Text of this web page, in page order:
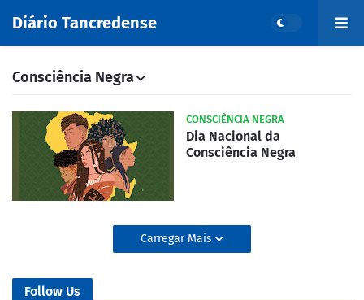
Diário Tancredense
Consciência Negra
CONSCIÊNCIA NEGRA
Dia Nacional da
Consciência Negra
Carregar Mais
Follow Us